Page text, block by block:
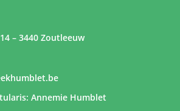
– 3440 Zoutleeuw
Annemie Humblet